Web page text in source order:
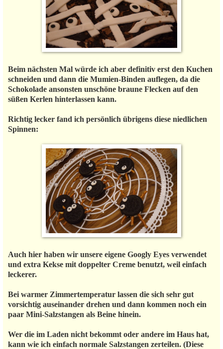
Beim nächsten Mal würde ich aber definitiv erst den Kuchen
schneiden und dann die Mumien-Binden auflegen, da die
Schokolade ansonsten unschöne braune Flecken auf den
süßen Kerlen hinterlassen kann.
Richtig lecker fand ich persönlich übrigens diese niedlichen
Spinnen:
Auch hier haben wir unsere eigene Googly Eyes verwendet
und extra Kekse mit doppelter Creme benutzt, weil einfach
leckerer.
Bei warmer Zimmertemperatur lassen die sich sehr gut
vorsichtig auseinander drehen und dann kommen noch ein
paar Mini-Salzstangen als Beine hinein.
Wer die im Laden nicht bekommt oder andere im Haus hat,
kann wie ich einfach normale Salzstangen zerteilen. (Diese